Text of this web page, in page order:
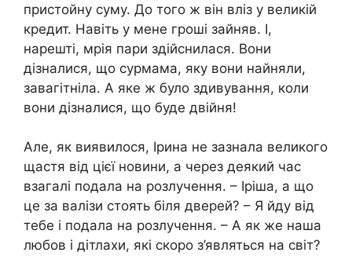
пристойну суму. До того ж він вліз у великій
кредит. Навіть у мене гроші зайняв. І,
нарешті, мрія пари здійснилася. Вони
дізналися, що сурмама, яку вони найняли,
завагітніла. А яке ж було здивування, коли
вони дізналися, що буде двійня!
Але, як виявилося, Ірина не зазнала великого
щастя від цієї новини, а через деякий час
взагалі подала на розлучення. – Іріша, а що
це за валізи стоять біля дверей? – Я йду від
тебе і подала на розлучення. – А як же наша
любов і дітлахи, які скоро з’являться на світ?